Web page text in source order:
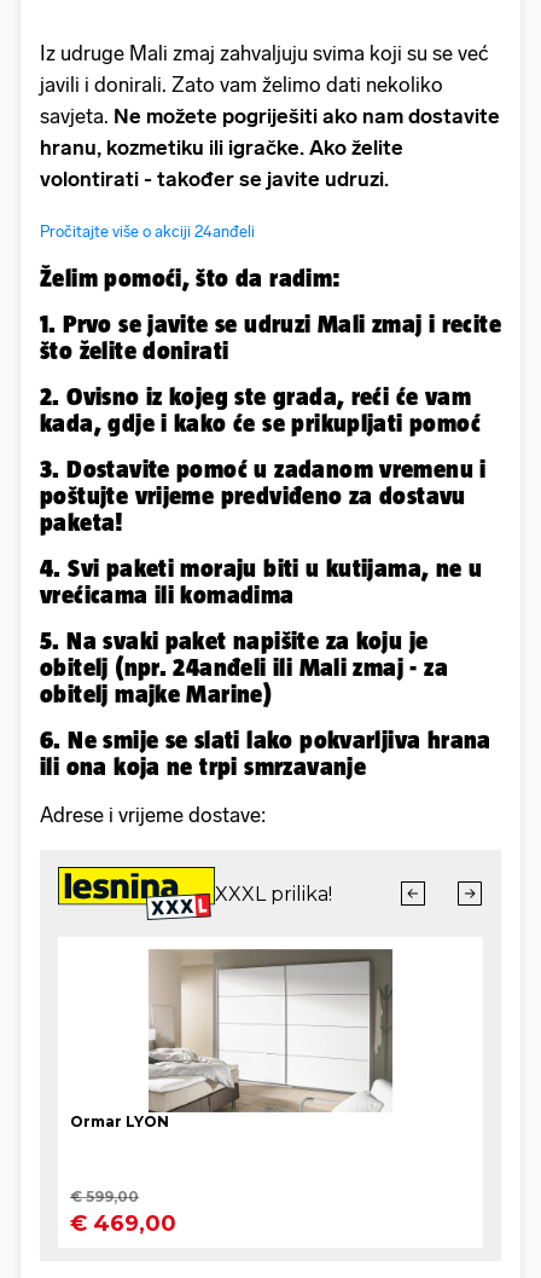
Iz udruge Mali zmaj zahvaljuju svima koji su se već
javili i donirali. Zato vam želimo dati nekoliko
savjeta. Ne možete pogriješiti ako nam dostavite
hranu, kozmetiku ili igračke. Ako želite
volontirati - također se javite udruzi.
Pročitajte više o akciji 24anđeli
Želim pomoći, što da radim:
1. Prvo se javite se udruzi Mali zmaj i recite
što želite donirati
2. Ovisno iz kojeg ste grada, reći će vam
kada, gdje i kako će se prikupljati pomoć
3. Dostavite pomoć u zadanom vremenu i
poštujte vrijeme predviđeno za dostavu
paketa!
4. Svi paketi moraju biti u kutijama, ne u
vrećicama ili komadima
5. Na svaki paket napišite za koju je
obitelj (npr. 24anđeli ili Mali zmaj - za
obitelj majke Marine)
6. Ne smije se slati lako pokvarljiva hrana
ili ona koja ne trpi smrzavanje
Adrese i vrijeme dostave: